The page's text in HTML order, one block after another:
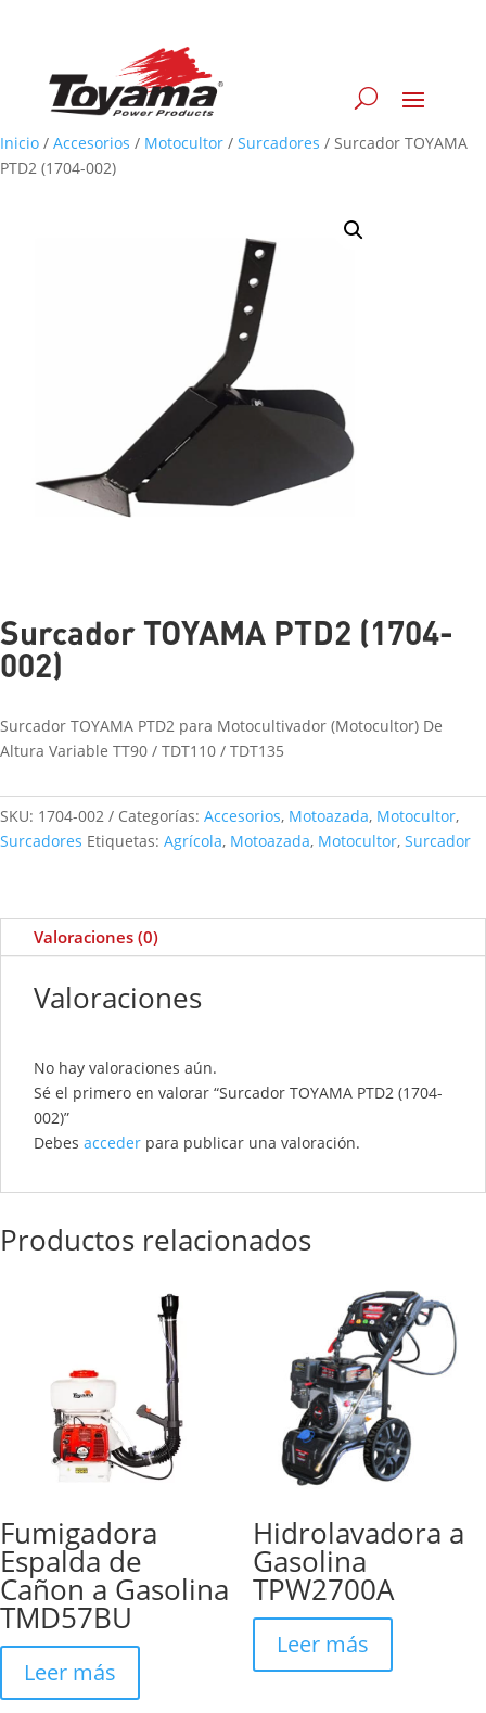
Inicio / Accesorios / Motocultor / Surcadores / Surcador TOYAMA
PTD2 (1704-002)
Surcador TOYAMA PTD2 (1704-
002)
Surcador TOYAMA PTD2 para Motocultivador (Motocultor) De
Altura Variable TT90 / TDT110 / TDT135
SKU: 1704-002 Categorías: Accesorios, Motoazada, Motocultor,
Surcadores Etiquetas: Agrícola, Motoazada, Motocultor, Surcador
Valoraciones (0)
Valoraciones
No hay valoraciones aún.
Sé el primero en valorar “Surcador TOYAMA PTD2 (1704-
002)”
Debes acceder para publicar una valoración.
Productos relacionados
Fumigadora
Espalda de
Cañon a Gasolina
TMD57BU
Leer más
Hidrolavadora a
Gasolina
TPW2700A
Leer más